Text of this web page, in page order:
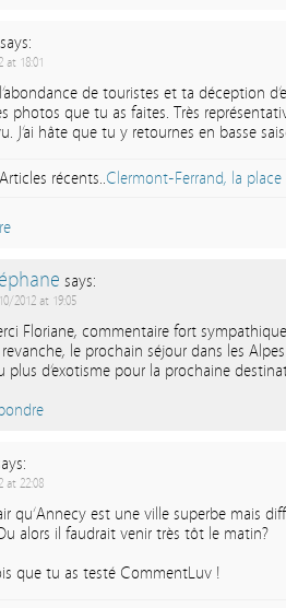
says:
at 18:01
de touristes et ta déception
photos que tu as faites. Très
J’ai hâte que tu y retournes en basse
récents..Clermont-Ferrand, la place
says:
2012 at 19:05
Floriane, commentaire fort
revanche, le prochain séjour dans les
plus d’exotisme pour la prochaine
at 22:08
qu’Annecy est une ville superbe mais
alors il faudrait venir très tôt le matin?
que tu as testé CommentLuv !